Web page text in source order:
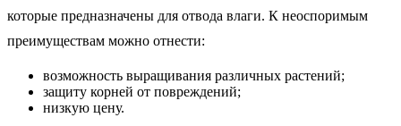
которые предназначены для отвода влаги. К неоспоримым
преимуществам можно отнести:
возможность выращивания различных растений;
защиту корней от повреждений;
низкую цену.